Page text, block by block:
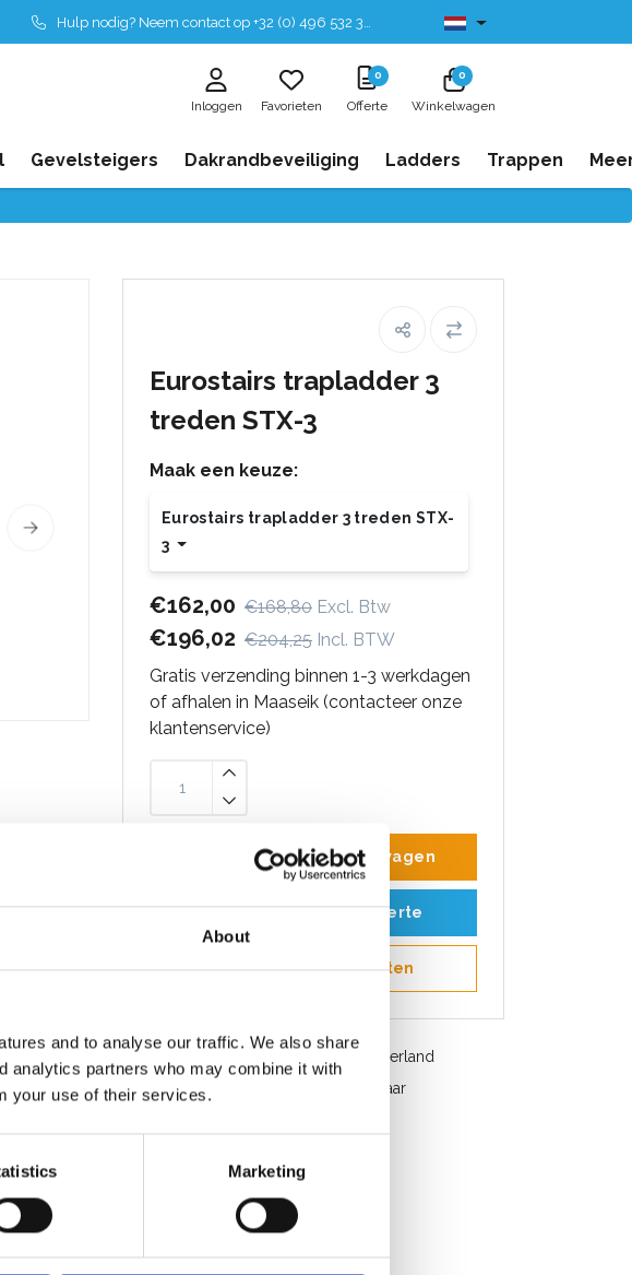
About
and to analyse our traffic. We also share
analytics partners who may combine it with
your use of their services.
Marketing
Hulp nodig? Neem contact op +32 (0) 496 532 330 Leverbaar uit voorraad
Inloggen Favorieten
0
Offerte
0
Winkelwagen
Gevelsteigers Dakrandbeveiliging Ladders Trappen
Eurostairs trapladder 3
treden STX-3
Maak een keuze:
Eurostairs trapladder 3 treden STX-
3
€162,00 €168,80 Excl. Btw
€196,02 €204,25 Incl. BTW
Gratis verzending binnen 1-3 werkdagen
of afhalen in Maaseik (contacteer onze
klantenservice)
Toevoegen aan winkelwagen
Toevoegen aan offerte
Opslaan in favorieten
Gratis verzending in België en Nederland
Snelle service. Uit voorraad leverbaar
voor